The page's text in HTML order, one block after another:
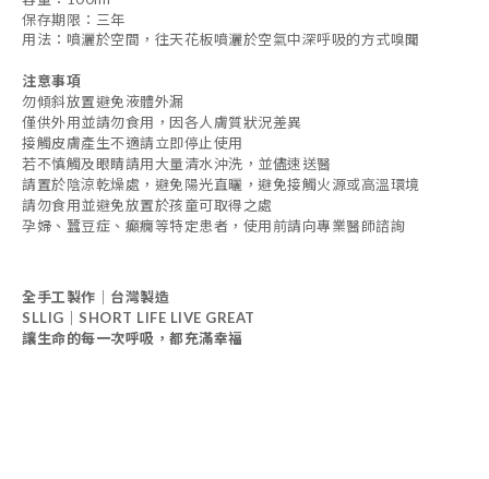
保存期限：三年
用法：噴灑於空間，往天花板噴灑於空氣中深呼吸的方式嗅聞
注意事項
勿傾斜放置避免液體外漏
僅供外用並請勿食用，因各人膚質狀況差異
接觸皮膚產生不適請立即停止使用
若不慎觸及眼睛請用大量清水沖洗，並儘速送醫
請置於陰涼乾燥處，避免陽光直曬，避免接觸火源或高溫環境
請勿食用並避免放置於孩童可取得之處
孕婦、蠶豆症、癲癇等特定患者，使用前請向專業醫師諮詢
全手工製作｜台灣製造
SLLIG｜SHORT LIFE LIVE GREAT
讓生命的每一次呼吸，都充滿幸福